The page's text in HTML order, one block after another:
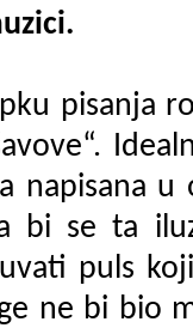
pisanja
napisana
bi se ta
puls
ne bi bio